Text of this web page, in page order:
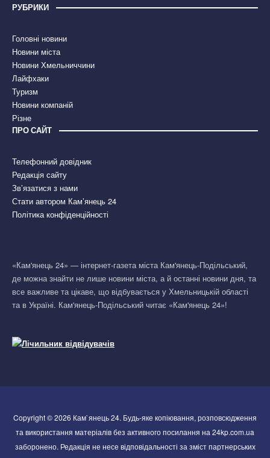
РУБРИКИ
Головні новини
Новини міста
Новини Хмельниччини
Лайфхаки
Туризм
Новини компаній
Різне
ПРО САЙТ
Телефонний довідник
Редакція сайту
Зв’язатися з нами
Стати автором Кам’янець 24
Політика конфіденційності
«Кам'янець 24» — інтернет-газета міста Кам'янець-Подільський,
де можна знайти не лише новини міста, а й останні новини дня, та
все важливе та цікаве, що відбувається у Хмельницькій області
та в Україні. Кам'янець-Подільський читає «Кам'янець 24»!
Copyright © 2026 Кам`янець 24. Будь-яке копіювання, розповсюдження
та використання матеріалів без активного посилання на 24kp.com.ua
заборонено. Редакція не несе відповідальності за зміст партнерських